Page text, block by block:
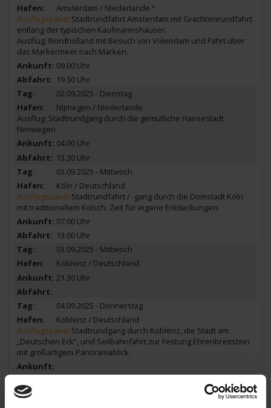
Amsterdam / Niederlande °
Ausflugspaket:Stadtrundfahrt Amsterdam mit Grachtenrundfahrt
entlang der typischen Kaufmannshäuser.
Ausflug: Nordholland mit Besuch von Volendam und Fahrt über
das Markermeer nach Marken.
09.00 Uhr
19.30 Uhr
02.09.2025 - Dienstag
Nijmegen / Niederlande
Ausflug: Stadtrundgang durch die gemütliche Hansestadt
Nimwegen
04.00 Uhr
13.30 Uhr
03.09.2025 - Mittwoch
Köln / Deutschland
Ausflugspaket:Stadtrundfahrt / -gang durch die Domstadt Köln
mit traditionellem Kölsch. Zeit für eigene Entdeckungen.
07.00 Uhr
13.00 Uhr
03.09.2025 - Mittwoch
Koblenz / Deutschland
21.30 Uhr
04.09.2025 - Donnerstag
Koblenz / Deutschland
Ausflugspaket:Stadtrundgang durch Koblenz, die Stadt am
„Deutschen Eck“, und Seilbahnfahrt zur Festung Ehrenbreitstein
mit großartigem Panoramablick.